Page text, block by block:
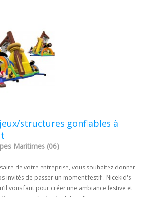
structures gonflables à
Maritimes (06)
de votre entreprise, vous souhaitez donner
invités de passer un moment festif . Nicekid's
vous faut pour créer une ambiance festive et